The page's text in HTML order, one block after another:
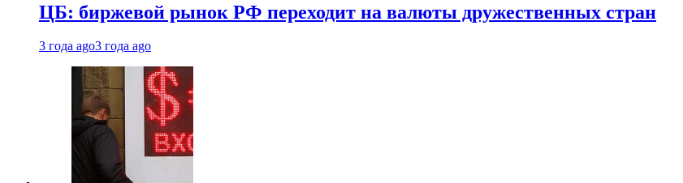
ЦБ: биржевой рынок РФ переходит на валюты дружественных стран
3 года ago3 года ago